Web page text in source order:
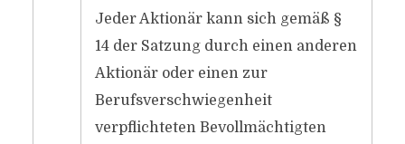
Jeder Aktionär kann sich gemäß §
14 der Satzung durch einen anderen
Aktionär oder einen zur
Berufsverschwiegenheit
verpflichteten Bevollmächtigten